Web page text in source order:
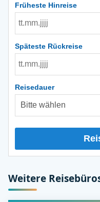
Früheste Hinreise
Späteste Rückreise
Reisedauer
Weitere